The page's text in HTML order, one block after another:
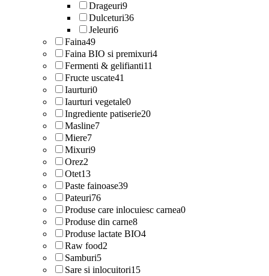
Drageuri9
Dulceturi36
Jeleuri6
Faina49
Faina BIO si premixuri4
Fermenti & gelifianti11
Fructe uscate41
Iaurturi0
Iaurturi vegetale0
Ingrediente patiserie20
Masline7
Miere7
Mixuri9
Orez2
Otet13
Paste fainoase39
Pateuri76
Produse care inlocuiesc carnea0
Produse din carne8
Produse lactate BIO4
Raw food2
Samburi5
Sare si inlocuitori15